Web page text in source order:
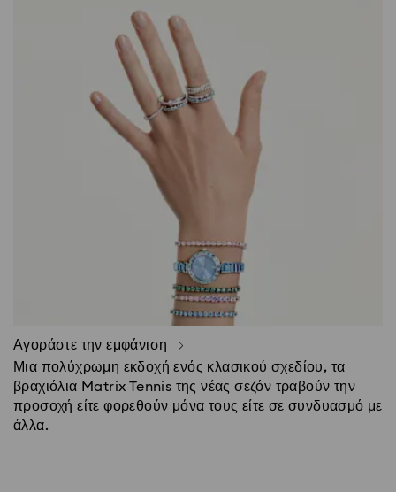
Αγοράστε την εμφάνιση
Μια πολύχρωμη εκδοχή ενός κλασικού σχεδίου, τα
βραχιόλια Matrix Tennis της νέας σεζόν τραβούν την
προσοχή είτε φορεθούν μόνα τους είτε σε συνδυασμό με
άλλα.